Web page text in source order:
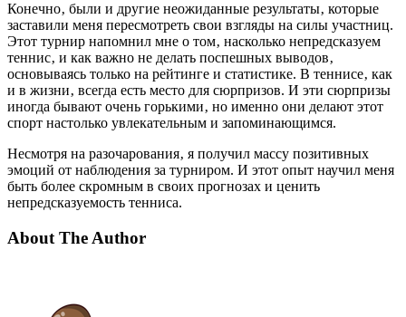
Конечно‚ были и другие неожиданные результаты‚ которые
заставили меня пересмотреть свои взгляды на силы участниц.
Этот турнир напомнил мне о том‚ насколько непредсказуем
теннис‚ и как важно не делать поспешных выводов‚
основываясь только на рейтинге и статистике. В теннисе‚ как
и в жизни‚ всегда есть место для сюрпризов. И эти сюрпризы
иногда бывают очень горькими‚ но именно они делают этот
спорт настолько увлекательным и запоминающимся.
Несмотря на разочарования‚ я получил массу позитивных
эмоций от наблюдения за турниром. И этот опыт научил меня
быть более скромным в своих прогнозах и ценить
непредсказуемость тенниса.
About The Author